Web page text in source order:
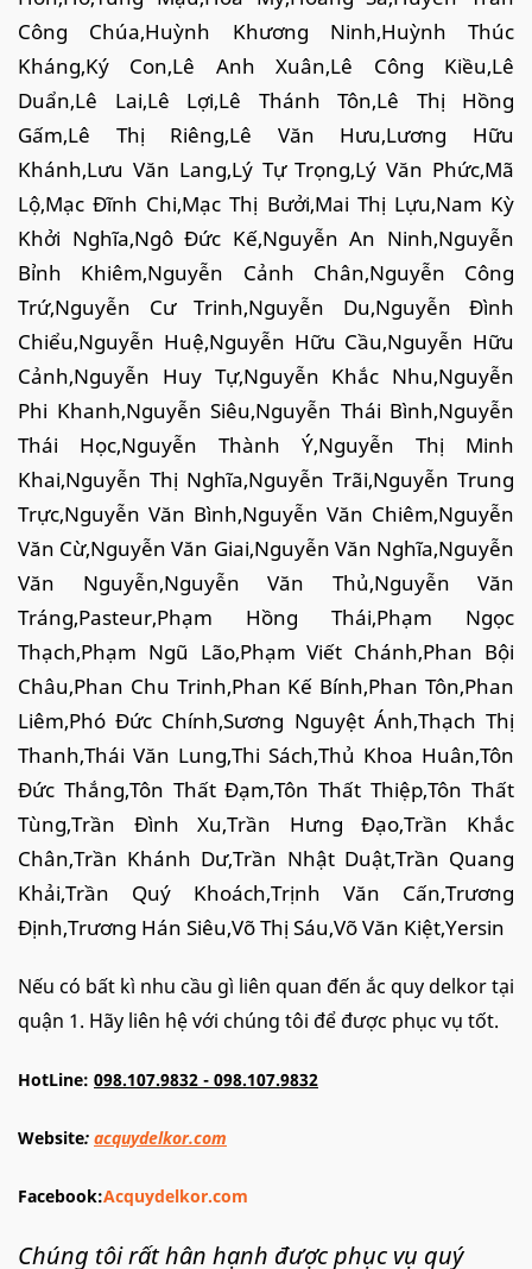
Công Chúa,Huỳnh Khương Ninh,Huỳnh Thúc
Kháng,Ký Con,Lê Anh Xuân,Lê Công Kiều,Lê
Duẩn,Lê Lai,Lê Lợi,Lê Thánh Tôn,Lê Thị Hồng
Gấm,Lê Thị Riêng,Lê Văn Hưu,Lương Hữu
Khánh,Lưu Văn Lang,Lý Tự Trọng,Lý Văn Phức,Mã
Lộ,Mạc Đĩnh Chi,Mạc Thị Bưởi,Mai Thị Lựu,Nam Kỳ
Khởi Nghĩa,Ngô Đức Kế,Nguyễn An Ninh,Nguyễn
Bỉnh Khiêm,Nguyễn Cảnh Chân,Nguyễn Công
Trứ,Nguyễn Cư Trinh,Nguyễn Du,Nguyễn Đình
Chiểu,Nguyễn Huệ,Nguyễn Hữu Cầu,Nguyễn Hữu
Cảnh,Nguyễn Huy Tự,Nguyễn Khắc Nhu,Nguyễn
Phi Khanh,Nguyễn Siêu,Nguyễn Thái Bình,Nguyễn
Thái Học,Nguyễn Thành Ý,Nguyễn Thị Minh
Khai,Nguyễn Thị Nghĩa,Nguyễn Trãi,Nguyễn Trung
Trực,Nguyễn Văn Bình,Nguyễn Văn Chiêm,Nguyễn
Văn Cừ,Nguyễn Văn Giai,Nguyễn Văn Nghĩa,Nguyễn
Văn Nguyễn,Nguyễn Văn Thủ,Nguyễn Văn
Tráng,Pasteur,Phạm Hồng Thái,Phạm Ngọc
Thạch,Phạm Ngũ Lão,Phạm Viết Chánh,Phan Bội
Châu,Phan Chu Trinh,Phan Kế Bính,Phan Tôn,Phan
Liêm,Phó Đức Chính,Sương Nguyệt Ánh,Thạch Thị
Thanh,Thái Văn Lung,Thi Sách,Thủ Khoa Huân,Tôn
Đức Thắng,Tôn Thất Đạm,Tôn Thất Thiệp,Tôn Thất
Tùng,Trần Đình Xu,Trần Hưng Đạo,Trần Khắc
Chân,Trần Khánh Dư,Trần Nhật Duật,Trần Quang
Khải,Trần Quý Khoách,Trịnh Văn Cấn,Trương
Định,Trương Hán Siêu,Võ Thị Sáu,Võ Văn Kiệt,Yersin
Nếu có bất kì nhu cầu gì liên quan đến ắc quy delkor tại
quận 1. Hãy liên hệ với chúng tôi để được phục vụ tốt.
HotLine: 098.107.9832 - 098.107.9832
Website: acquydelkor.com
Facebook:Acquydelkor.com
Chúng tôi rất hân hạnh được phục vụ quý